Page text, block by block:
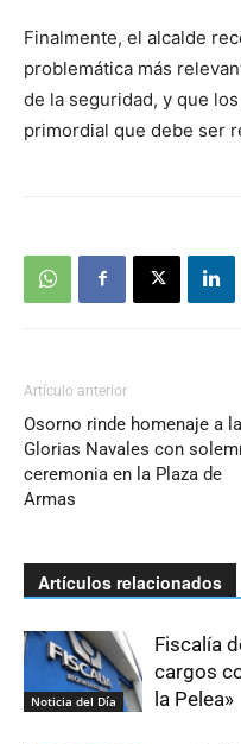
Finalmente, el alcalde
problemática más
de la seguridad, y que
primordial que debe ser
Artículo anterior
Osorno rinde homenaje a
Glorias Navales con
ceremonia en la Plaza de
Armas
Artículos relacionados
Noticia del Día
Fiscalía
cargos
la Pelea»